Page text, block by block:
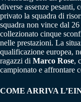
diverse assenze pesanti,
privato la squadra di
squadra non vince dal
collezionato cinque
nelle prestazioni. La
qualificazione europea,
ragazzi di Marco Rose,
campionato e affrontare
COME ARRIVA